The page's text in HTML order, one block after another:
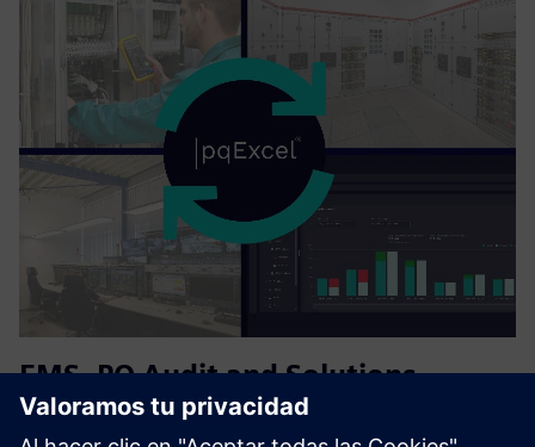
EMS, PQ Audit and Solutions,
Management Audit Consultancy